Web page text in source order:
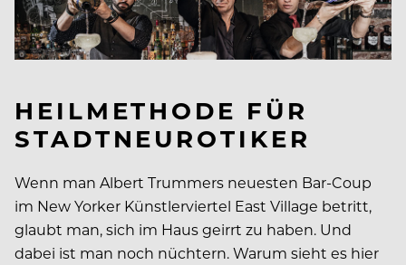
HEILMETHODE FÜR
STADTNEUROTIKER
Wenn man Albert Trummers neuesten Bar-Coup
im New Yorker Künstlerviertel East Village betritt,
glaubt man, sich im Haus geirrt zu haben. Und
dabei ist man noch nüchtern. Warum sieht es hier